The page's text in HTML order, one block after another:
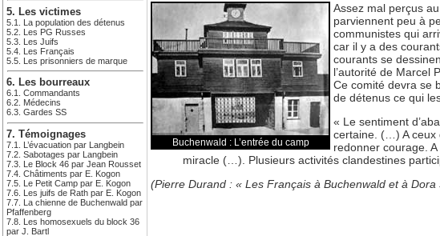
5. Les victimes
5.1. La population des détenus
5.2. Les PG Russes
5.3. Les Juifs
5.4. Les Français
5.5. Les prisonniers de marque
6. Les bourreaux
6.1. Commandants
6.2. Médecins
6.3. Gardes SS
7. Témoignages
7.1. L’évacuation par Langbein
7.2. Sabotages par Langbein
7.3. Le Block 46 par Jean Rousset
7.4. Châtiments par E. Kogon
7.5. Le Petit Camp par E. Kogon
7.6. Les juifs de Rath par E. Kogon
7.7. La chienne de Buchenwald par
Pfaffenberg
7.8. Les homosexuels du block 36
par J. Bartl
Buchenwald : L’entrée du camp
Assez mal perçus
parviennent peu à
communistes qui
car il y a des
courants se
l’autorité de Marcel
Ce comité devra se
de détenus ce qui
« Le sentiment
certaine. (…) A ceux
redonner courage.
miracle (…). Plusieurs activités clandestines
(Pierre Durand : « Les Français à Buchenwald et à Dora